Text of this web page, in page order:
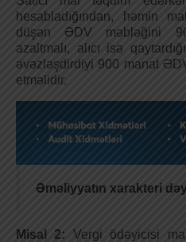
hesabladığından, həmin
düşən ƏDV məbləğini
azaltmalı, alıcı isə
əvəzləşdirdiyi 900 manat
etməlidir.
Əməliyyatın xarakteri
Misal 2: Vergi ödəyicisi